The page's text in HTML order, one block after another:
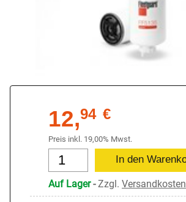
12,94 €
Preis inkl. 19,00% Mwst.
Auf Lager-Zzgl. Versandkosten